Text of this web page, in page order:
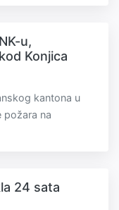
u,
Konjica
kantona u
požara na
24 sata